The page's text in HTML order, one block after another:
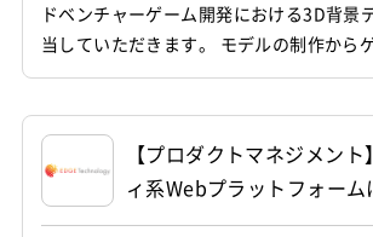
ドベンチャーゲーム開発における3D背景
当していただきます。 モデルの制作から
の組み込みまで、グラフィック制作全般
ていただく想定です。 ・3D空間における
トや景観モデルのデータ制作作業 ・登場
【プロダクトマネジメン
ィ系Webプラットフォーム
ダクトマネジメント